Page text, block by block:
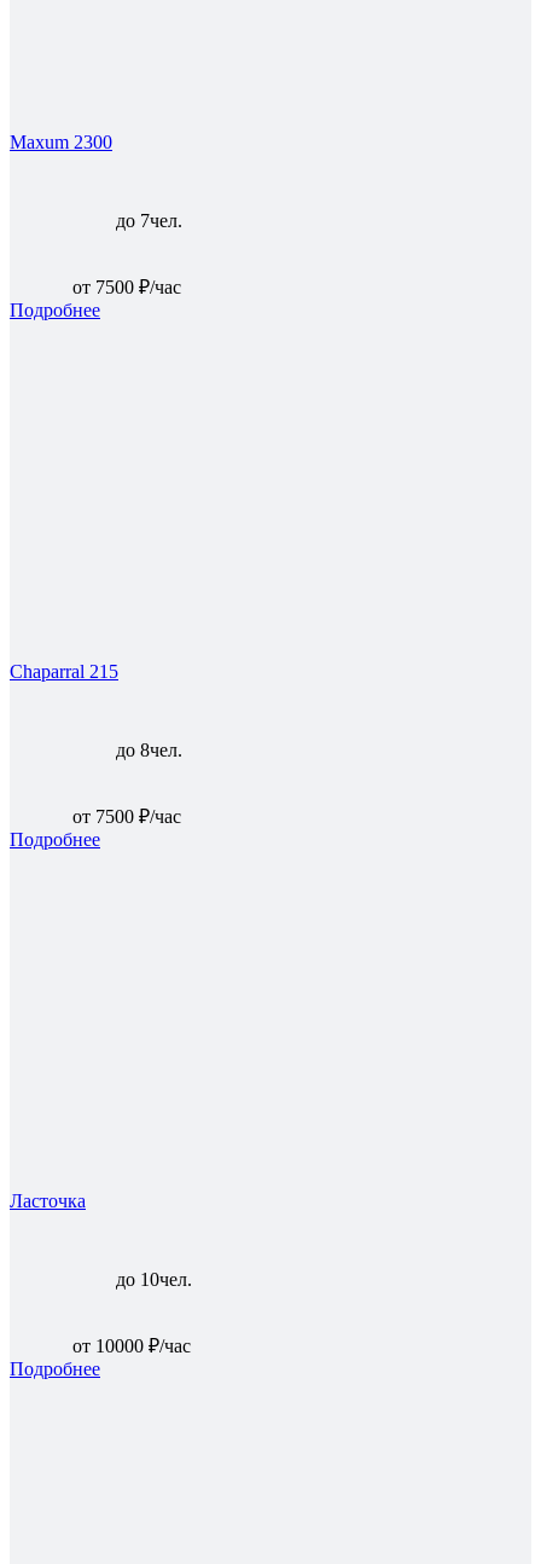
Maxum 2300
до 7чел.
от 7500 ₽/час
Подробнее
Chaparral 215
до 8чел.
от 7500 ₽/час
Подробнее
Ласточка
до 10чел.
от 10000 ₽/час
Подробнее